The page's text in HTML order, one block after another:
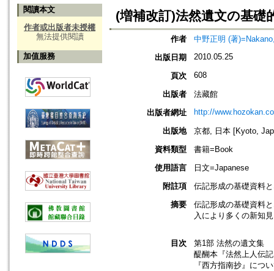
閱讀本文
作者或出版者未授權
無法提供閱讀
加值服務
(増補改訂)法然遺文の基礎
作者
中野正明 (著
出版日期
2010.05.25
頁次 608
出版者
法藏館
出版者網址
http://
出版地
京都, 日本 [Kyoto,
資料類型
書籍=Book
使用語言
日文=Japanese
附註項
伝記形成の基礎資料
摘要
伝記形成の基礎資料
入により多くの新知
目次
第1部 法然の遺文集
醍醐本『法然上人伝
『西方指南抄』につ